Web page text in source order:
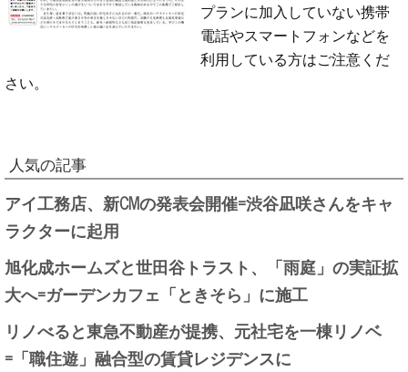
プランに加入していない携帯
電話やスマートフォンなどを
利用している方はご注意くだ
さい。
人気の記事
アイ工務店、新CMの発表会開催=渋谷凪咲さんをキャ
ラクターに起用
旭化成ホームズと世田谷トラスト、「雨庭」の実証拡
大へ=ガーデンカフェ「ときそら」に施工
リノべると東急不動産が提携、元社宅を一棟リノベ
=「職住遊」融合型の賃貸レジデンスに